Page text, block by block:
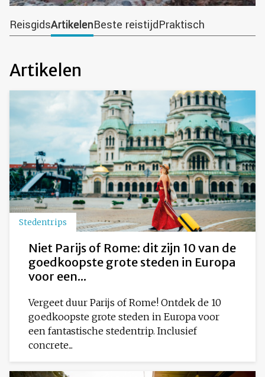
ReisgidsArtikelenBeste reistijdPraktisch
Artikelen
Stedentrips
Niet Parijs of Rome: dit zijn 10 van de
goedkoopste grote steden in Europa
voor een...
Vergeet duur Parijs of Rome! Ontdek de 10
goedkoopste grote steden in Europa voor
een fantastische stedentrip. Inclusief
concrete...